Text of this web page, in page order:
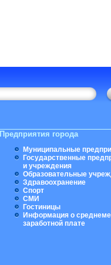
Предприятия города
Муниципальные
Государственные
и учреждения
Образовательные
Здравоохранение
Спорт
СМИ
Гостиницы
Информация о
заработной плате